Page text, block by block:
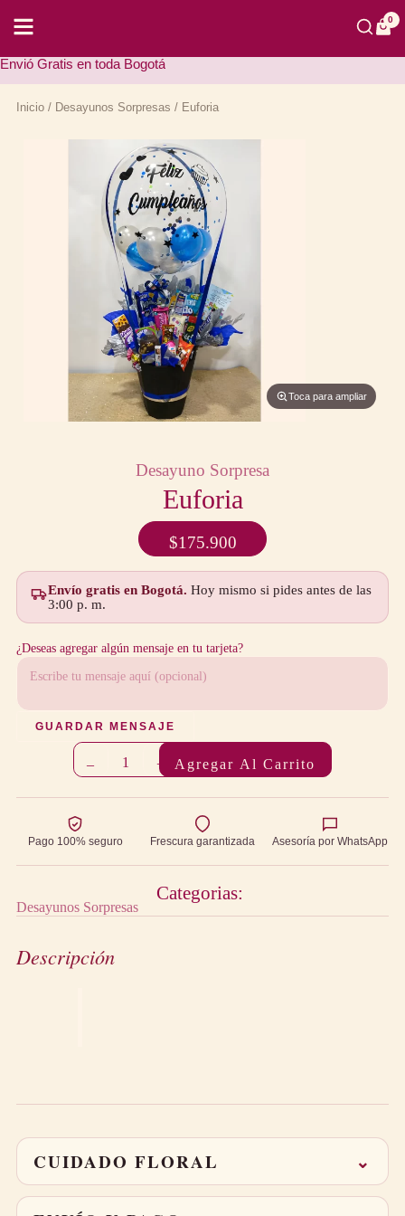
contenido
0
Envió Gratis en toda Bogotá
Inicio/ Desayunos Sorpresas / Euforia
Toca para ampliar
Desayuno Sorpresa
Euforia
$175.900
Envío gratis en Bogotá. Hoy mismo si pides antes de las
3:00 p. m.
¿Deseas agregar algún mensaje en tu tarjeta?
GUARDAR MENSAJE
– 1 + Agregar Al Carrito
Pago 100% seguro Frescura garantizada Asesoría por WhatsApp
Categorias:
Desayunos Sorpresas
Descripción
CUIDADO FLORAL ⌄